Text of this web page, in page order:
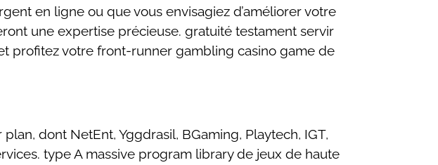
en ligne ou que vous envisagiez d’améliorer votre
une expertise précieuse. gratuité testament servir
profitez votre front-runner gambling casino game de
dont NetEnt, Yggdrasil, BGaming, Playtech, IGT,
type A massive program library de jeux de haute